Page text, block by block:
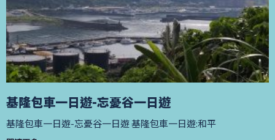
基隆包車一日遊-忘憂谷一日遊
基隆包車一日遊-忘憂谷一日遊 基隆包車一日遊:和平